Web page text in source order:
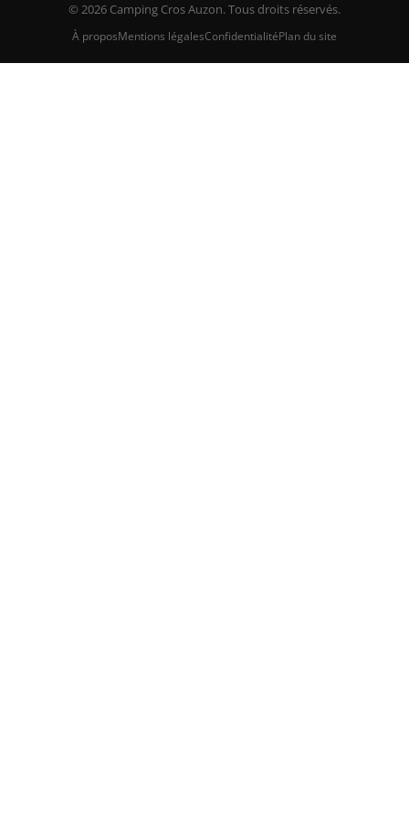
© 2026 Camping Cros Auzon. Tous droits réservés.
À proposMentions légalesConfidentialitéPlan du site